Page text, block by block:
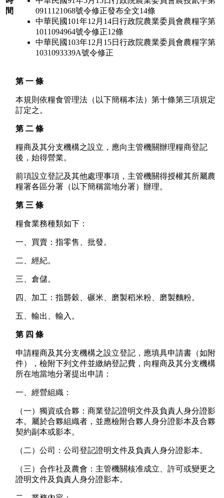
間
0911121068號令修正發布全文14條
中華民國101年12月14日行政院農業委員會農糧字第
1011094964號令修正12條
中華民國103年12月15日行政院農業委員會農糧字第
1031093339A號令修正
第 一 條
本規則依糧食管理法（以下簡稱本法）第十條第三項規定
訂定之。
第 二 條
糧商及其分支機構之設立，應向主管機關辦理糧商登記
後，始得營業。
前項設立登記及其他處理事項，主管機關得授權其所屬農
糧署各區分署（以下簡稱當地分署）辦理。
第 三 條
糧食業務種類如下：
一、買賣：指零售、批發。
二、經紀。
三、倉儲。
四、加工：指礱穀、碾米、磨製稻米粉、磨製麵粉。
五、輸出、輸入。
第 四 條
申請糧商及其分支機構之設立登記，應填具申請書（如附
件），檢附下列文件並繳納登記費，向糧商及其分支機構
所在地當地分署提出申請：
一、經營組織：
（一）獨資或合夥：商業登記證明文件及負責人身分證影
本。屬於合夥組織者，並應檢附合夥人身分證影本及合夥
契約副本或影本。
（二）公司：公司登記證明文件及負責人身分證影本。
（三）合作社及農會：主管機關核准成立、許可或變更之
證明文件及負責人身分證影本。